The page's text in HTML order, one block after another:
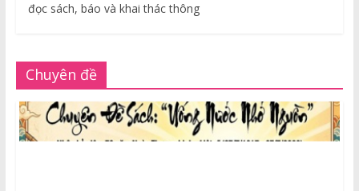
đọc sách, báo và khai thác thông
Chuyên đề